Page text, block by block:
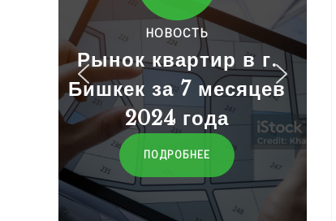
НОВОСТЬ
Рынок квартир в г.
за 7 месяцев
2024 года
ПОДРОБНЕЕ